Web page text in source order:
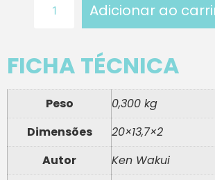
Adicionar ao
FICHA TÉCNICA
Peso
0,300 kg
Dimensões
20×13,7×2
Autor
Ken Wakui